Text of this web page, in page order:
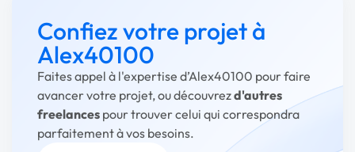
Confiez votre projet à
Alex40100
Faites appel à l'expertise d’Alex40100 pour faire
avancer votre projet, ou découvrezd'autres
freelances pour trouver celui qui correspondra
parfaitement à vos besoins.